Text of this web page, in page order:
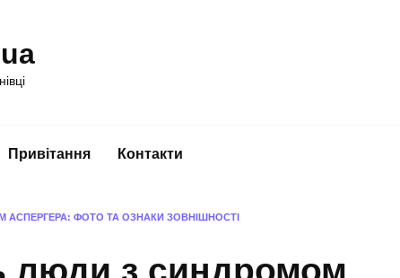
Привітання Контакти
ФОТО ТА ОЗНАКИ ЗОВНІШНОСТІ